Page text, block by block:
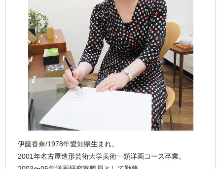
伊藤香奈/1978年愛知県生まれ。
2001年名古屋造形芸術大学美術一類洋画コース卒業。